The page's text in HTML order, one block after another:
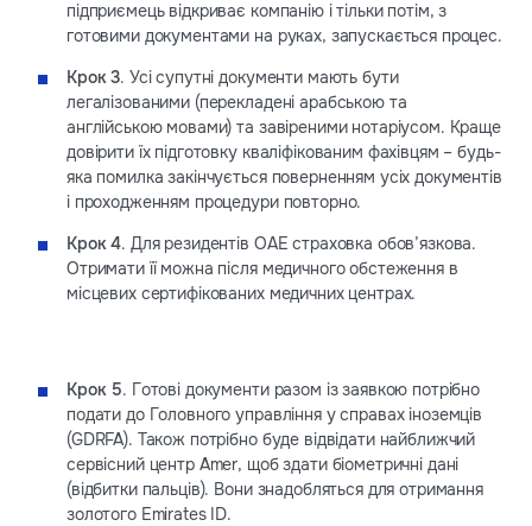
підприємець відкриває компанію і тільки потім, з
готовими документами на руках, запускається процес.
Крок 3. Усі супутні документи мають бути
легалізованими (перекладені арабською та
англійською мовами) та завіреними нотаріусом. Краще
довірити їх підготовку кваліфікованим фахівцям – будь-
яка помилка закінчується поверненням усіх документів
і проходженням процедури повторно.
Крок 4. Для резидентів ОАЕ страховка обов’язкова.
Отримати її можна після медичного обстеження в
місцевих сертифікованих медичних центрах.
Крок 5. Готові документи разом із заявкою потрібно
подати до Головного управління у справах іноземців
(GDRFA). Також потрібно буде відвідати найближчий
сервісний центр Amer, щоб здати біометричні дані
(відбитки пальців). Вони знадобляться для отримання
золотого Emirates ID.